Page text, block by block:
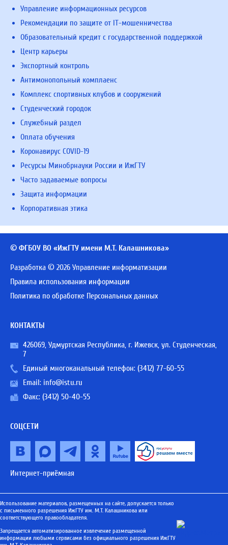
Управление информационных ресурсов
Рекомендации по защите от IT-мошенничества
Образовательный кредит с государственной поддержкой
Центр карьеры
Экспортный контроль
Антимонопольный комплаенс
Комплекс спортивных клубов и сооружений
Студенческий городок
Служебный раздел
Оплата обучения
Коронавирус COVID-19
Ресурсы Минобрнауки России и ИжГТУ
Часто задаваемые вопросы
Защита информации
Корпоративная этика
© ФГБОУ ВО «ИжГТУ имени М.Т. Калашникова»
Разработка © 2026 Управление информатизации
Правила использования информации
Политика по обработке Персональных данных
КОНТАКТЫ
426069, Удмуртская Республика, г. Ижевск, ул. Студенческая,
7
Единый многоканальный телефон: (3412) 77-60-55
Email: info@istu.ru
Факс: (3412) 50-40-55
СОЦСЕТИ
Интернет-приёмная
Использование материалов, размещенных на сайте, допускается только
с письменного разрешения ИжГТУ им. М.Т. Калашникова или
соответствующего правообладателя.
Запрещается автоматизированное извлечение размещенной
информации любыми сервисами без официального разрешения ИжГТУ